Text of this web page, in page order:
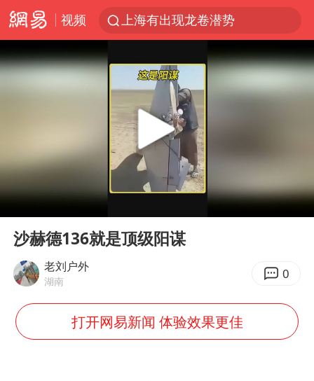
视频
上海有出现龙卷潜势
今日15时起福州地铁高架区段停运
白海豚逼近浙闽沿海
上门女婿出轨女邻居多年被判重婚罪
王传君 《披荆斩棘》
泰国：高度重视中国游客旅游体验
于东来直播和胖东来核心团队开会
Play
00:00 00:49
沙赫德136就是顶级阳谋
老刘户外
湖南 0
打开网易新闻 体验效果更佳